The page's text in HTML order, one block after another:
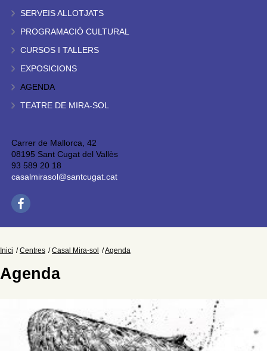
SERVEIS ALLOTJATS
PROGRAMACIÓ CULTURAL
CURSOS I TALLERS
EXPOSICIONS
AGENDA
TEATRE DE MIRA-SOL
Carrer de Mallorca, 42
08195 Sant Cugat del Vallès
93 589 20 18
casalmirasol@santcugat.cat
Inici Centres Casal Mira-sol Agenda
Agenda